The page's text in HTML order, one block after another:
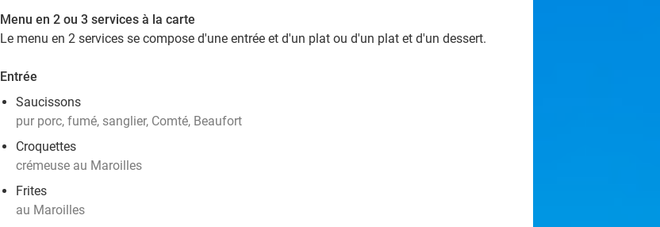
Menu en 2 ou 3 services à la carte
Le menu en 2 services se compose d'une entrée et d'un plat ou d'un plat et d'un dessert.
Entrée
Saucissons
pur porc, fumé, sanglier, Comté, Beaufort
Croquettes
crémeuse au Maroilles
Frites
au Maroilles